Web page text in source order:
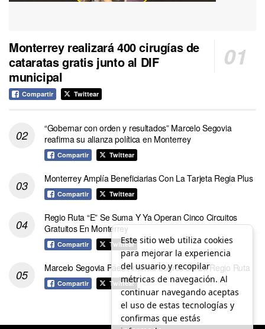
Monterrey realizará 400 cirugías de
cataratas gratis junto al DIF
municipal
Compartir Twittear
“Gobernar con orden y resultados” Marcelo Segovia
reafirma su alianza política en Monterrey
Compartir Twittear
Monterrey Amplía Beneficiarias Con La Tarjeta Regia Plus
Compartir Twittear
Regio Ruta “E” Se Suma Y Ya Operan Cinco Circuitos
Gratuitos En Monterrey
Compartir Twittear
Marcelo Segovia Páez Anuncia Logros De La Regio Ruta
Compartir Twittear
Este sitio web utiliza cookies
para mejorar la experiencia
del usuario y recopilar
métricas de navegación. Al
continuar navegando aceptas
el uso de estas tecnologías y
confirmas que estás